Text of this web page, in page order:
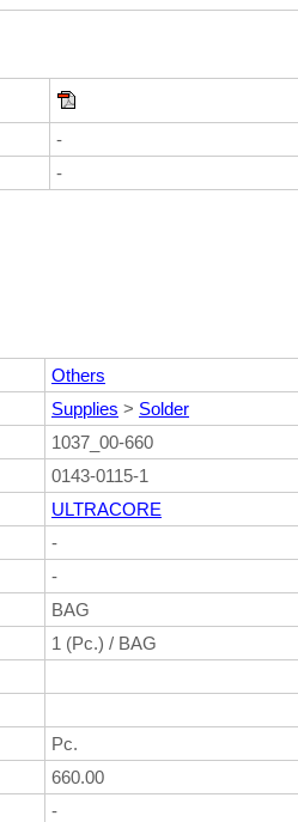
-
-
Others
Supplies > Solder
1037_00-660
0143-0115-1
ULTRACORE
-
-
BAG
1 (Pc.) / BAG
Pc.
660.00
-